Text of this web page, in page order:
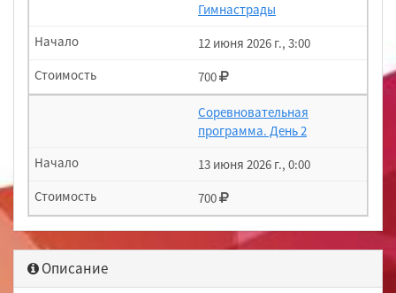
Гимнастрады
12 июня 2026 г., 3:00
700
Соревновательная
программа. День 2
13 июня 2026 г., 0:00
700
Описание